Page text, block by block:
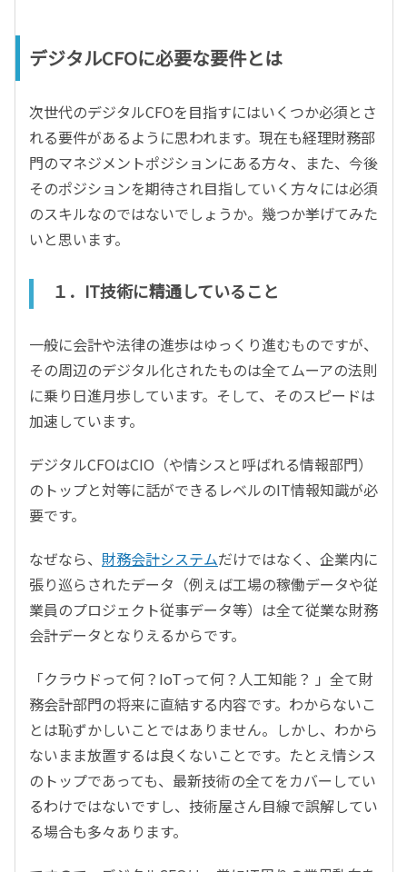
デジタルCFOに必要な要件とは
次世代のデジタルCFOを目指すにはいくつか必須とさ
れる要件があるように思われます。現在も経理財務部
門のマネジメントポジションにある方々、また、今後
そのポジションを期待され目指していく方々には必須
のスキルなのではないでしょうか。幾つか挙げてみた
いと思います。
１．IT技術に精通していること
一般に会計や法律の進歩はゆっくり進むものですが、
その周辺のデジタル化されたものは全てムーアの法則
に乗り日進月歩しています。そして、そのスピードは
加速しています。
デジタルCFOはCIO（や情シスと呼ばれる情報部門）
のトップと対等に話ができるレベルのIT情報知識が必
要です。
なぜなら、 財務会計システムだけではなく、企業内に
張り巡らされたデータ（例えば工場の稼働データや従
業員のプロジェクト従事データ等）は全て従業な財務
会計データとなりえるからです。
「クラウドって何？IoTって何？人工知能？ 」全て財
務会計部門の将来に直結する内容です。わからないこ
とは恥ずかしいことではありません。しかし、わから
ないまま放置するは良くないことです。たとえ情シス
のトップであっても、最新技術の全てをカバーしてい
るわけではないですし、技術屋さん目線で誤解してい
る場合も多々あります。